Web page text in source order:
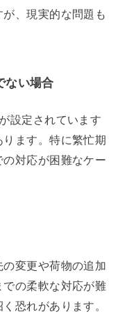
、現実的な問題も
ない場合
設定されています
ます。特に繁忙期
対応が困難なケー
変更や荷物の追加
の柔軟な対応が難
恐れがあります。